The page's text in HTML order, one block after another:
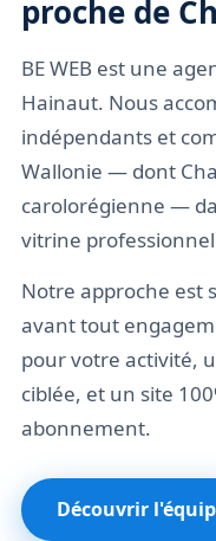
proche de
BE WEB est une
Hainaut. Nous
indépendants et
Wallonie — dont
carolorégienne —
vitrine
Notre approche est
avant tout
pour votre activité,
ciblée, et un site
abonnement.
Découvrir